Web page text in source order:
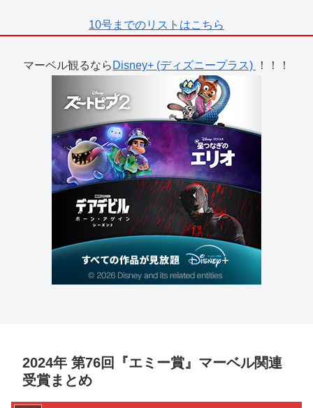
10号までのリストはこちら
マーベル観るなら Disney+ (ディズニープラス) ！！！
2024年 第76回『エミー賞』マーベル関連
受賞まとめ